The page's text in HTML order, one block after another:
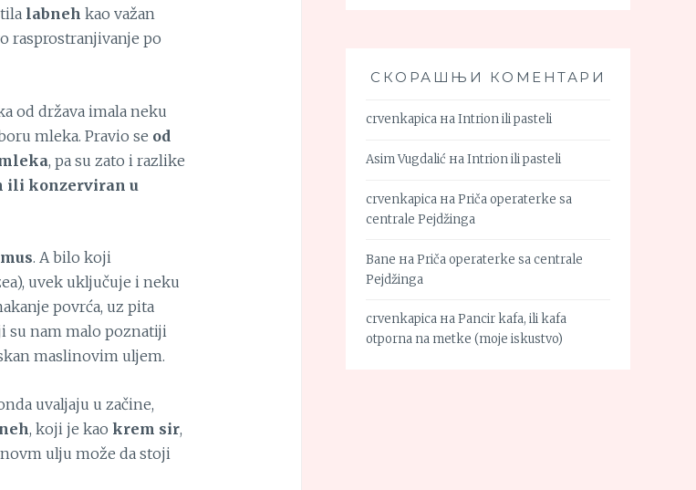
labneh kao važan
rasprostranjivanje po
od država imala neku
mleka. Pravio se od
, pa su zato i razlike
ili konzerviran u
. A bilo koji
uvek uključuje i neku
povrća, uz pita
su nam malo poznatiji
maslinovim uljem.
uvaljaju u začine,
, koji je kao krem sir,
ulju može da stoji
СКОРАШЊИ КОМЕНТАРИ
crvenkapica наIntrion ili pasteli
Asim Vugdalić наIntrion ili pasteli
crvenkapica наPriča operaterke sa
centrale Pejdžinga
Bane наPriča operaterke sa centrale
Pejdžinga
crvenkapica наPancir kafa, ili kafa
otporna na metke (moje iskustvo)